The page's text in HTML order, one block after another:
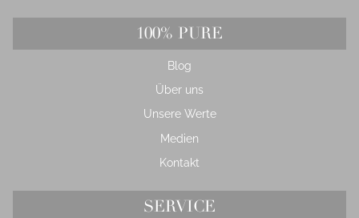
100% PURE
Blog
Über uns
Unsere Werte
Medien
Kontakt
SERVICE